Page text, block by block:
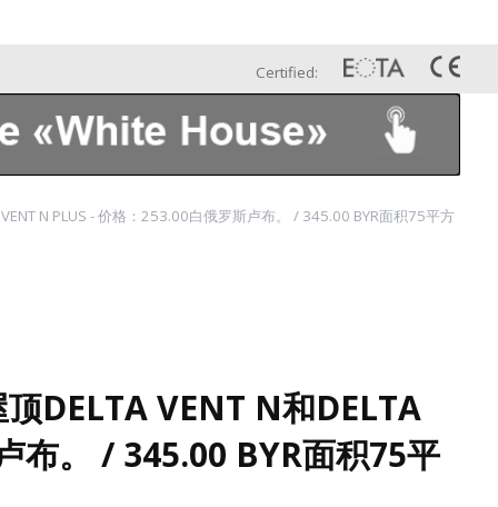
Certified:
N PLUS - 价格：253.00白俄罗斯卢布。 / 345.00 BYR面积75平方
DELTA VENT N和DELTA
布。 / 345.00 BYR面积75平